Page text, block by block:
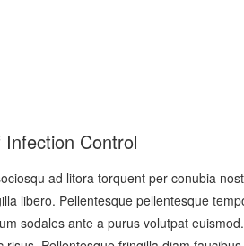
Control
ad litora torquent per conubia
libero. Pellentesque pellentesque
sodales ante a purus volutpat